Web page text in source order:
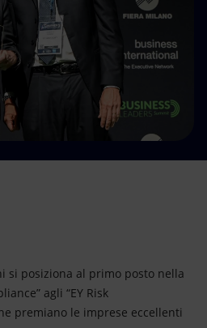
si posiziona al primo posto nella
agli “EY Risk
premiano le imprese eccellenti